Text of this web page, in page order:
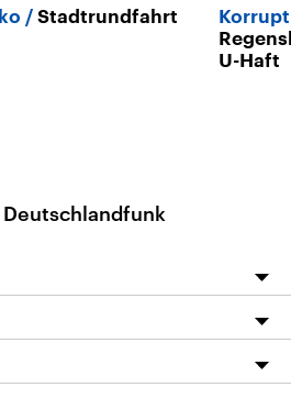
Stadtrundfahrt
U-Haft